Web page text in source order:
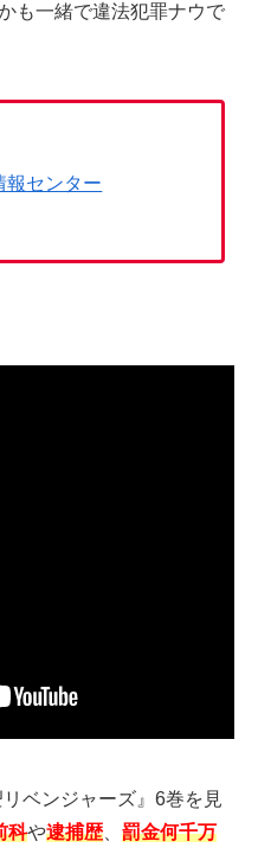
も一緒で違法犯罪ナウで
報センター
ベンジャーズ』6巻を見
科や逮捕歴、 罰金何千万